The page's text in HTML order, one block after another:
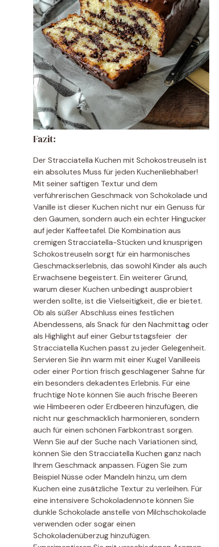
Fazit:
Der Stracciatella Kuchen mit Schokostreuseln ist
ein absolutes Muss für jeden Kuchenliebhaber!
Mit seiner saftigen Textur und dem
verführerischen Geschmack von Schokolade und
Vanille ist dieser Kuchen nicht nur ein Genuss für
den Gaumen, sondern auch ein echter Hingucker
auf jeder Kaffeetafel. Die Kombination aus
cremigen Stracciatella-Stücken und knusprigen
Schokostreuseln sorgt für ein harmonisches
Geschmackserlebnis, das sowohl Kinder als auch
Erwachsene begeistert. Ein weiterer Grund,
warum dieser Kuchen unbedingt ausprobiert
werden sollte, ist die Vielseitigkeit, die er bietet.
Ob als süßer Abschluss eines festlichen
Abendessens, als Snack für den Nachmittag oder
als Highlight auf einer Geburtstagsfeier  der
Stracciatella Kuchen passt zu jeder Gelegenheit.
Servieren Sie ihn warm mit einer Kugel Vanilleeis
oder einer Portion frisch geschlagener Sahne für
ein besonders dekadentes Erlebnis. Für eine
fruchtige Note können Sie auch frische Beeren
wie Himbeeren oder Erdbeeren hinzufügen, die
nicht nur geschmacklich harmonieren, sondern
auch für einen schönen Farbkontrast sorgen.
Wenn Sie auf der Suche nach Variationen sind,
können Sie den Stracciatella Kuchen ganz nach
Ihrem Geschmack anpassen. Fügen Sie zum
Beispiel Nüsse oder Mandeln hinzu, um dem
Kuchen eine zusätzliche Textur zu verleihen. Für
eine intensivere Schokoladennote können Sie
dunkle Schokolade anstelle von Milchschokolade
verwenden oder sogar einen
Schokoladenüberzug hinzufügen.